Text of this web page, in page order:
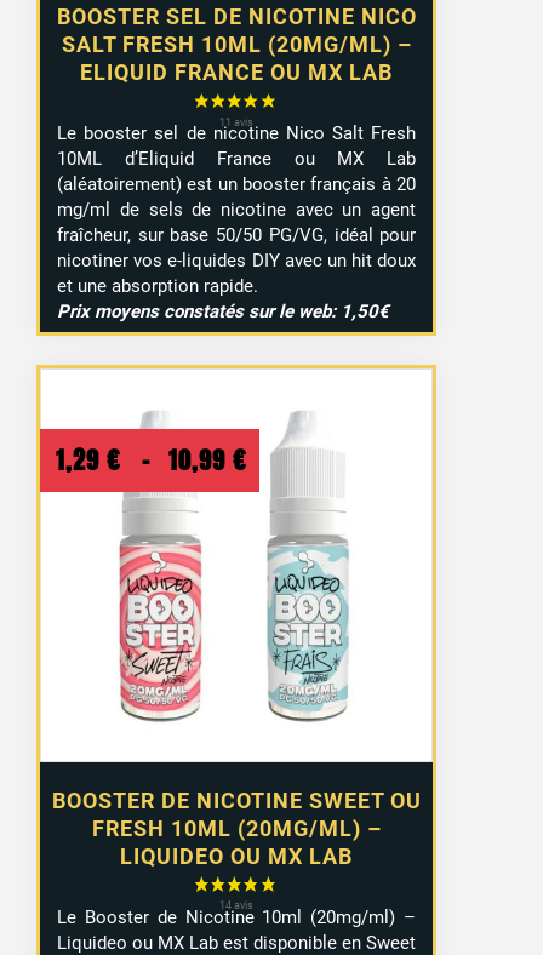
1 avis
BOOSTER SEL DE NICOTINE NICO
SALT FRESH 10ML (20MG/ML) –
ELIQUID FRANCE OU MX LAB
Le booster sel de nicotine Nico Salt Fresh
10ML d’Eliquid France ou MX Lab
(aléatoirement) est un booster français à 20
mg/ml de sels de nicotine avec un agent
fraîcheur, sur base 50/50 PG/VG, idéal pour
nicotiner vos e-liquides DIY avec un hit doux
et une absorption rapide.
Prix moyens constatés sur le web: 1,50€
BOOSTER DE NICOTINE SWEET OU
FRESH 10ML (20MG/ML) –
LIQUIDEO OU MX LAB
1,29 € – 10,99 €
Plage
de
prix :
1,29 €
10,99 €
Le Booster de Nicotine 10ml (20mg/ml) –
Liquideo ou MX Lab est disponible en Sweet